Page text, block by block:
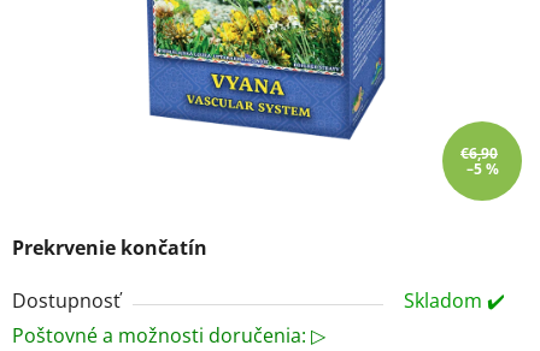
Prekrvenie končatín
Dostupnosť
Skladom ✔️
Poštovné a možnosti doručenia: ▷
€6,90
–5 %